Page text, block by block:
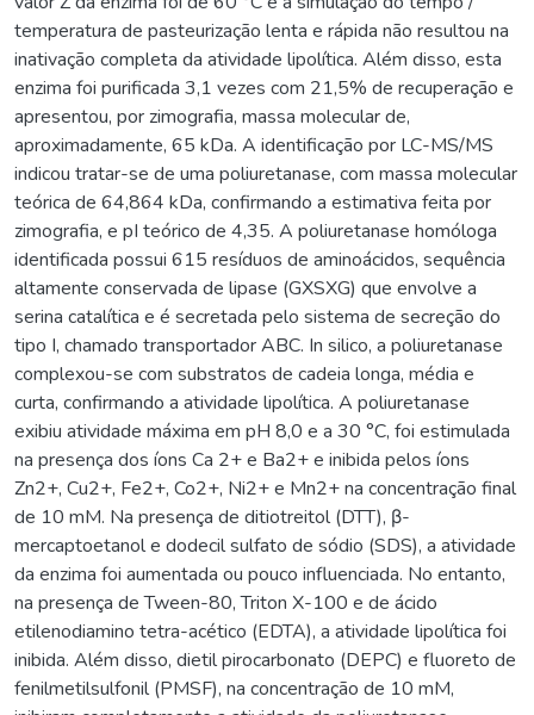
temperatura de pasteurização lenta e rápida não resultou na
inativação completa da atividade lipolítica. Além disso, esta
enzima foi purificada 3,1 vezes com 21,5% de recuperação e
apresentou, por zimografia, massa molecular de,
aproximadamente, 65 kDa. A identificação por LC-MS/MS
indicou tratar-se de uma poliuretanase, com massa molecular
teórica de 64,864 kDa, confirmando a estimativa feita por
zimografia, e pI teórico de 4,35. A poliuretanase homóloga
identificada possui 615 resíduos de aminoácidos, sequência
altamente conservada de lipase (GXSXG) que envolve a
serina catalítica e é secretada pelo sistema de secreção do
tipo I, chamado transportador ABC. In silico, a poliuretanase
complexou-se com substratos de cadeia longa, média e
curta, confirmando a atividade lipolítica. A poliuretanase
exibiu atividade máxima em pH 8,0 e a 30 °C, foi estimulada
na presença dos íons Ca 2+ e Ba2+ e inibida pelos íons
Zn2+, Cu2+, Fe2+, Co2+, Ni2+ e Mn2+ na concentração final
de 10 mM. Na presença de ditiotreitol (DTT), β-
mercaptoetanol e dodecil sulfato de sódio (SDS), a atividade
da enzima foi aumentada ou pouco influenciada. No entanto,
na presença de Tween-80, Triton X-100 e de ácido
etilenodiamino tetra-acético (EDTA), a atividade lipolítica foi
inibida. Além disso, dietil pirocarbonato (DEPC) e fluoreto de
fenilmetilsulfonil (PMSF), na concentração de 10 mM,